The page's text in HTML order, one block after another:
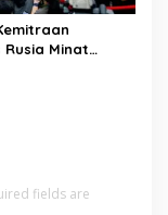
Minat
fields are